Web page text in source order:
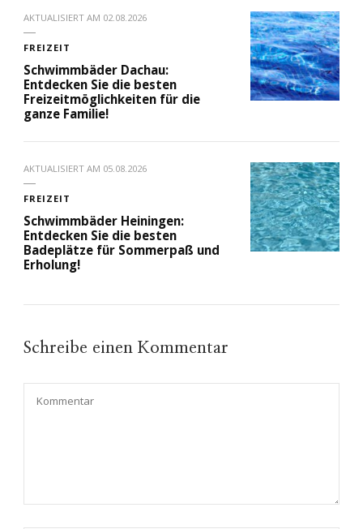
AKTUALISIERT AM 02.08.2026
FREIZEIT
Schwimmbäder Dachau:
Entdecken Sie die besten
Freizeitmöglichkeiten für die
ganze Familie!
AKTUALISIERT AM 05.08.2026
FREIZEIT
Schwimmbäder Heiningen:
Entdecken Sie die besten
Badeplätze für Sommerpaß und
Erholung!
Schreibe einen Kommentar